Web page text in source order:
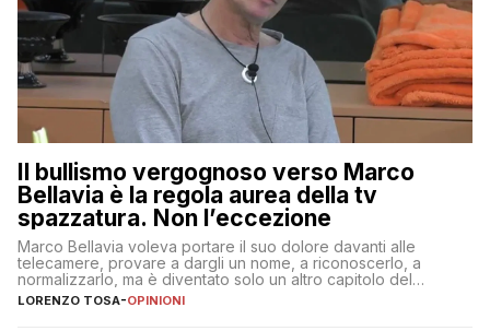
Il bullismo vergognoso verso Marco
Bellavia è la regola aurea della tv
spazzatura. Non l’eccezione
Marco Bellavia voleva portare il suo dolore davanti alle
telecamere, provare a dargli un nome, a riconoscerlo, a
normalizzarlo, ma è diventato solo un altro capitolo del
copione
LORENZO TOSA-OPINIONI